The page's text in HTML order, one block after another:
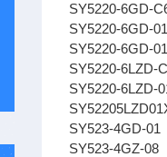
SY5220-6GD-
SY5220-6GD-01
SY5220-6GD-
SY5220-6LZD-
SY5220-6LZD-
SY523-4GD-01
SY523-4GZ-08